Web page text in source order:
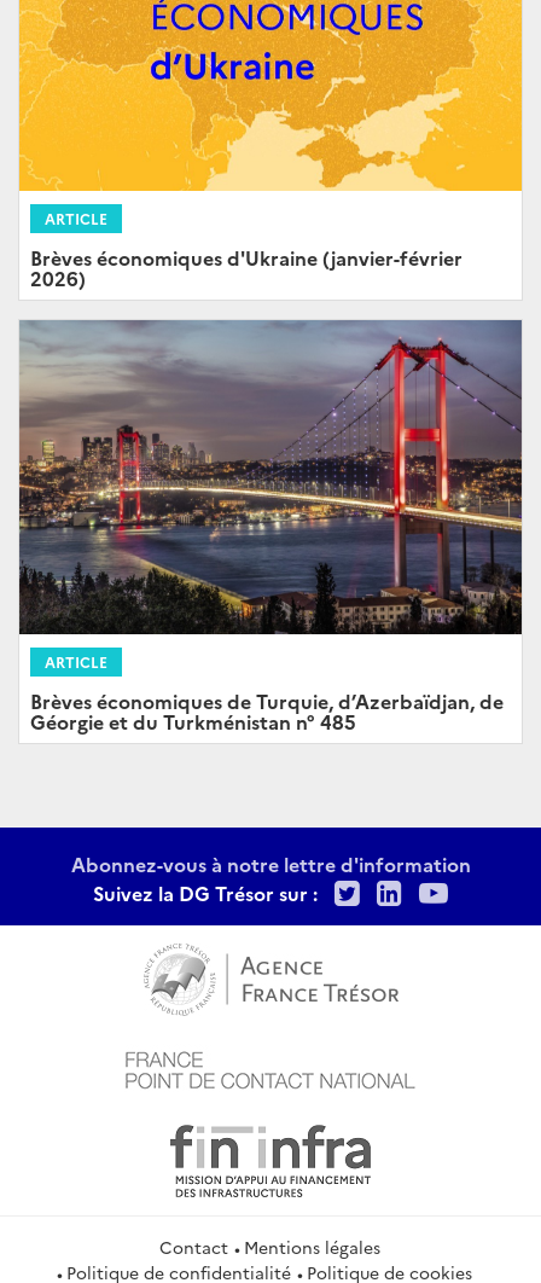
ARTICLE
Brèves économiques d'Ukraine (janvier-février
2026)
ARTICLE
Brèves économiques de Turquie, d’Azerbaïdjan, de
Géorgie et du Turkménistan n° 485
Abonnez-vous à notre lettre d'information
Suivez la DG Trésor sur :
TwitterLinkedIn
Contact
Mentions légales
Politique de confidentialité
Politique de cookies